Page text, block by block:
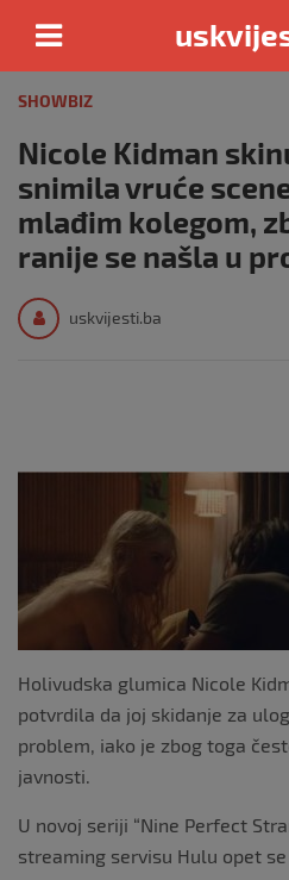
content
SHOWBIZ
Nicole Kidman
snimila vruće
mlađim kolegom,
ranije se našla u
uskvijesti.ba
Holivudska glumica Nicole
potvrdila da joj skidanje za
problem, iako je zbog toga
javnosti.
U novoj seriji “Nine Perfect
streaming servisu Hulu opet